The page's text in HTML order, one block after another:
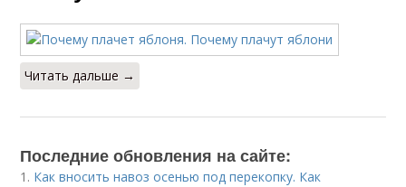
Читать дальше →
Последние обновления на сайте:
1. Как вносить навоз осенью под перекопку. Как